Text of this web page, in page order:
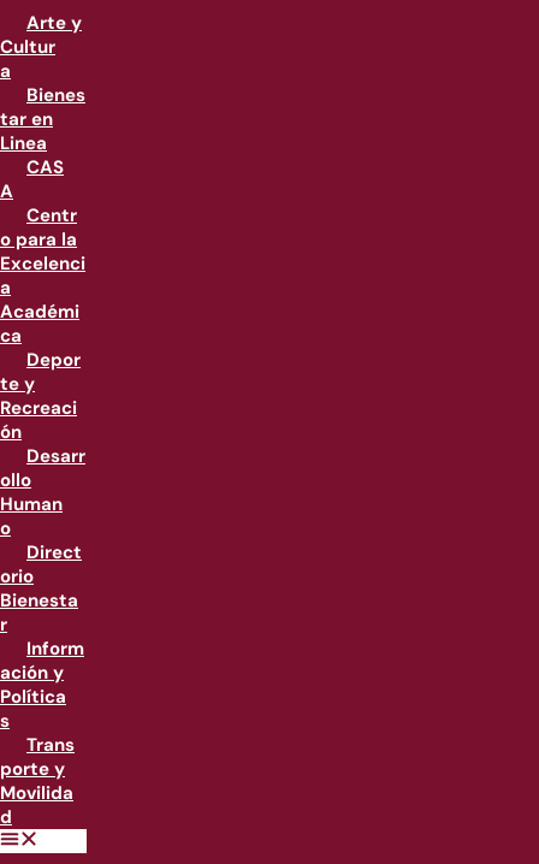
Arte y
Cultur
a
Bienes
tar en
Linea
CAS
A
Centr
o para la
Excelenci
a
Académi
ca
Depor
te y
Recreaci
ón
Desarr
ollo
Human
o
Direct
orio
Bienesta
r
Inform
ación y
Política
s
Trans
porte y
Movilida
d